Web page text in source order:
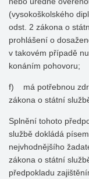
(vysokoškolského
odst. 2 zákona o
prohlášení o
v takovém případě
konáním pohovoru;
f) má potřebnou
zákona o státní
Splnění tohoto
službě dokládá
nejvhodnějšího
zákona o státní
předpokladu